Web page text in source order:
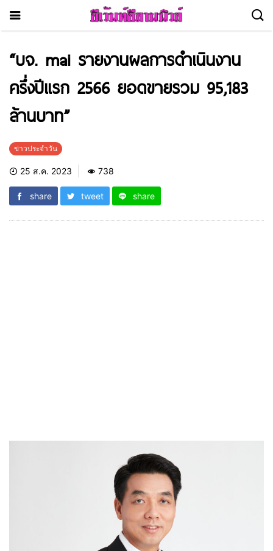
“บจ. mai รายงานผลการดำเนินงาน
ครึ่งปีแรก 2566 ยอดขายรวม 95,183
ล้านบาท”
ข่าวประจำวัน
25 ส.ค. 2023 738
share tweet share